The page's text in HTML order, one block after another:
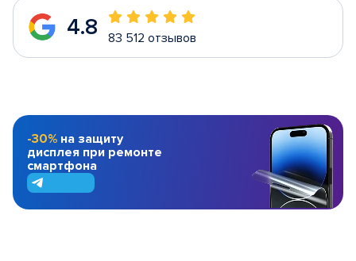
4.8 83 512 отзывов
-30% на защиту
дисплея при ремонте
смартфона